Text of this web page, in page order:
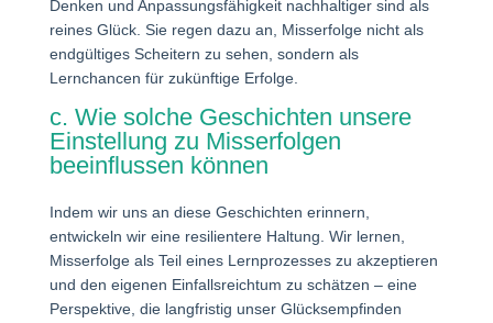
Denken und Anpassungsfähigkeit nachhaltiger sind als
reines Glück. Sie regen dazu an, Misserfolge nicht als
endgültiges Scheitern zu sehen, sondern als
Lernchancen für zukünftige Erfolge.
c. Wie solche Geschichten unsere
Einstellung zu Misserfolgen
beeinflussen können
Indem wir uns an diese Geschichten erinnern,
entwickeln wir eine resilientere Haltung. Wir lernen,
Misserfolge als Teil eines Lernprozesses zu akzeptieren
und den eigenen Einfallsreichtum zu schätzen – eine
Perspektive, die langfristig unser Glücksempfinden